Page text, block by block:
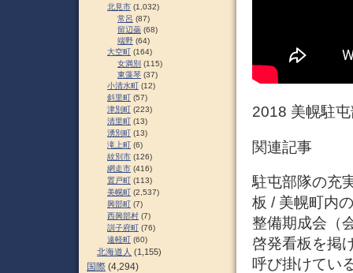
2018 美幌駐
関連記事
駐屯部隊の充
板 / 美幌町内
整備期成会（
啓発看板を掲
呼び掛けてい
北見市 (1,032)
常呂 (87)
留辺蘂 (68)
端野 (64)
大空町 (164)
女満別 (115)
東藻琴 (37)
小清水町 (12)
斜里町 (57)
津別町 (223)
清里町 (13)
湧別町 (13)
滝上町 (6)
紋別市 (126)
網走市 (416)
置戸町 (113)
美幌町 (2,537)
興部町 (7)
西興部村 (7)
訓子府町 (76)
遠軽町 (60)
北海道人 (1,155)
国際 (4,294)